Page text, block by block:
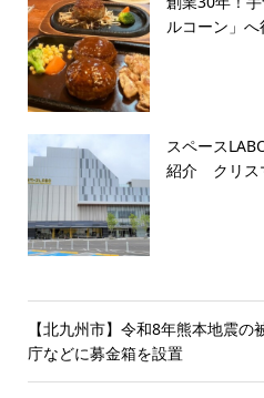
ルコーン」
スペース
紹介 クリス
【北九州市】令和8年熊本地震
庁などに募金箱を設置